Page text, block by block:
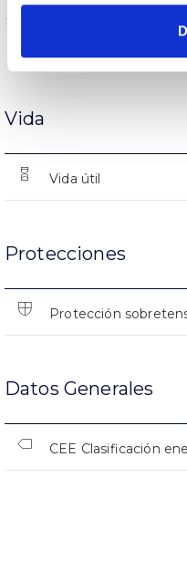
Vida
Vida útil
Protecciones
Protección
Datos Generales
CEE Clasificación